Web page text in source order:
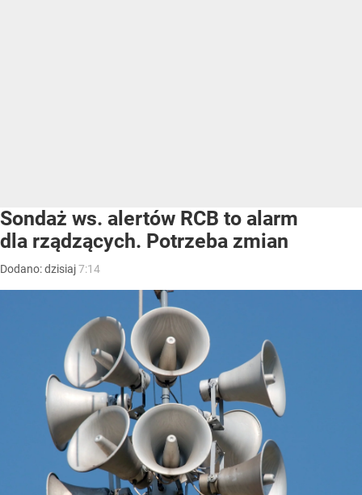
Sondaż ws. alertów RCB to alarm
dla rządzących. Potrzeba zmian
Dodano:dzisiaj7:14